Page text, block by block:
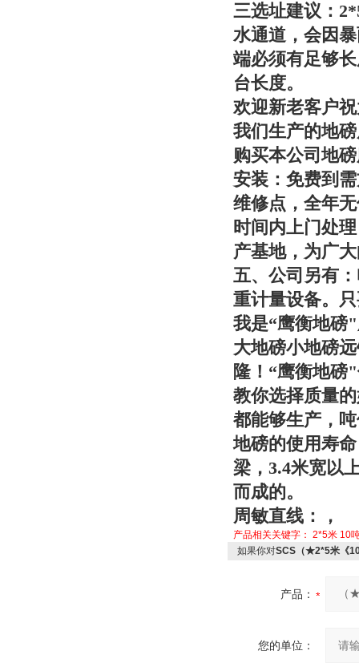
三选址建议：
水通道，会因
端必须有足够
台长度。
欢迎新老客户
我们生产的地
购买本公司地
安装：免费到
维修点，全年
时间内上门处
产基地，为广
五、公司另有
重计量设备。
我是“鹰衡地磅"
大地磅小地磅
隆！“鹰衡地磅
教你选择质量
都能够生产，
地磅的使用寿
梁，3.4米宽以
而成的。
周敏直线： ，
产品相关关键字： 2*5米 10
如果你对SCS（★2*5米《
产品：
您的单位：